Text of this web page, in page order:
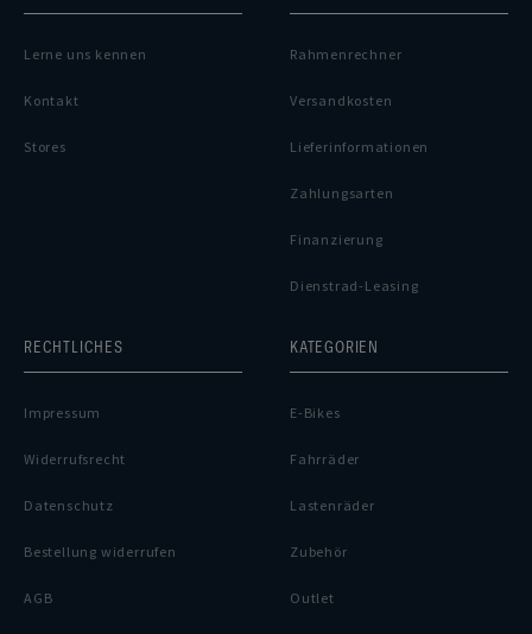
Lerne uns kennen
Kontakt
Stores
Rahmenrechner
Versandkosten
Lieferinformationen
Zahlungsarten
Finanzierung
Dienstrad-Leasing
RECHTLICHES
Impressum
Widerrufsrecht
Datenschutz
Bestellung widerrufen
AGB
KATEGORIEN
E-Bikes
Fahrräder
Lastenräder
Zubehör
Outlet